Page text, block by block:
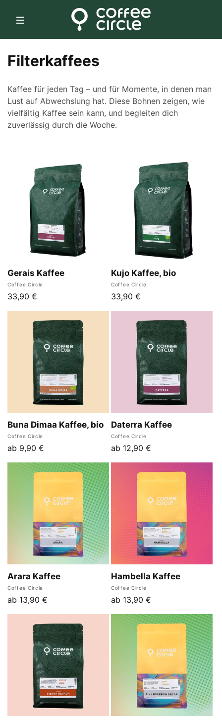
Inhalt
K
t
e
Filterkaffees
Kaffee für jeden Tag – und für Momente, in denen man
Lust auf Abwechslung hat. Diese Bohnen zeigen, wie
vielfältig Kaffee sein kann, und begleiten dich
zuverlässig durch die Woche.
Gerais Kaffee
Anbieter:
Coffee Circle
Normaler
33,90 €
Kujo Kaffee, bio
Anbieter:
Coffee Circle
Normaler
33,90 €
Buna Dimaa Kaffee, bio
Anbieter:
Coffee Circle
Normaler
ab 9,90 €
Daterra Kaffee
Anbieter:
Coffee Circle
Normaler
ab 12,90 €
Arara Kaffee
Anbieter:
Coffee Circle
Normaler
ab 13,90 €
Hambella Kaffee
Anbieter:
Coffee Circle
Normaler
ab 13,90 €